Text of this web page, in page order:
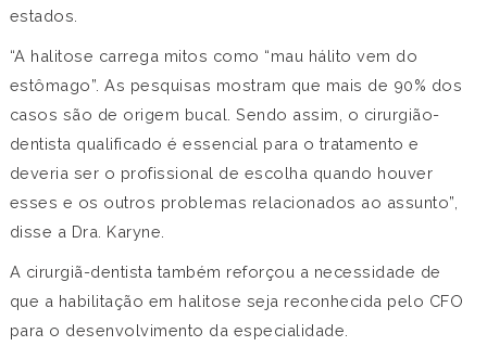
estados.
“A halitose carrega mitos como “mau hálito vem do
estômago”. As pesquisas mostram que mais de 90% dos
casos são de origem bucal. Sendo assim, o cirurgião-
dentista qualificado é essencial para o tratamento e
deveria ser o profissional de escolha quando houver
esses e os outros problemas relacionados ao assunto”,
disse a Dra. Karyne.
A cirurgiã-dentista também reforçou a necessidade de
que a habilitação em halitose seja reconhecida pelo CFO
para o desenvolvimento da especialidade.